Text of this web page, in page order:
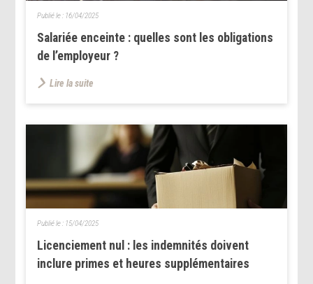
Salariée enceinte : quelles sont les obligations
de l’employeur ?
Publié le : 16/04/2025
Lire la suite
Licenciement nul : les indemnités doivent
inclure primes et heures supplémentaires
Publié le : 15/04/2025